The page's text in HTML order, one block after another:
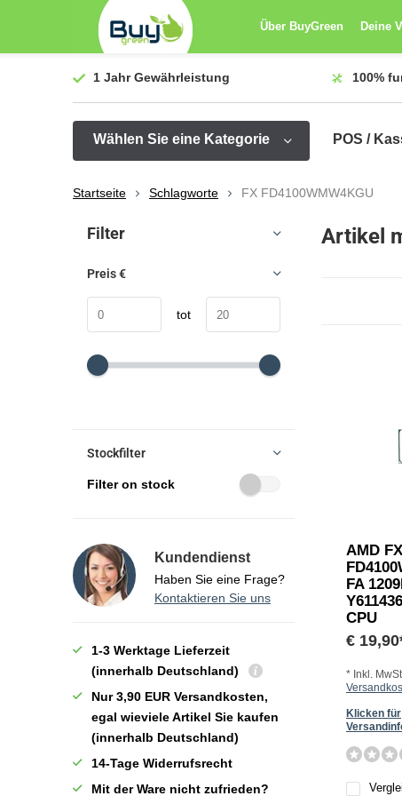
Über BuyGreen Deine
1 JahrGewährleistung 100%
Wählen Sie eine Kategorie POS /
Startseite Schlagworte FX FD4100WMW4KGU
Artikel
AMD FX
FA
CPU
€
* Inkl.
Klicken für
Sortieren nach:
Filter
Preis€
tot
Stockfilter
Filter on stock
Kundendienst
Haben Sie eine Frage?
Kontaktieren Sie uns
1-3 Werktage Lieferzeit
(innerhalb Deutschland)
Nur 3,90 EUR Versandkosten,
egal wieviele Artikel Sie kaufen
(innerhalb Deutschland)
14-Tage Widerrufsrecht
Mit der Ware nicht zufrieden?